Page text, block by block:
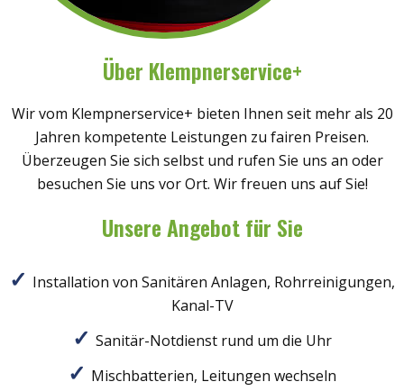
Über Klempnerservice+
Wir vom Klempnerservice+ bieten Ihnen seit mehr als 20
Jahren kompetente Leistungen zu fairen Preisen.
Überzeugen Sie sich selbst und rufen Sie uns an oder
besuchen Sie uns vor Ort. Wir freuen uns auf Sie!
Unsere Angebot für Sie
Installation von Sanitären Anlagen, Rohrreinigungen,
Kanal-TV
Sanitär-Notdienst rund um die Uhr
Mischbatterien, Leitungen wechseln